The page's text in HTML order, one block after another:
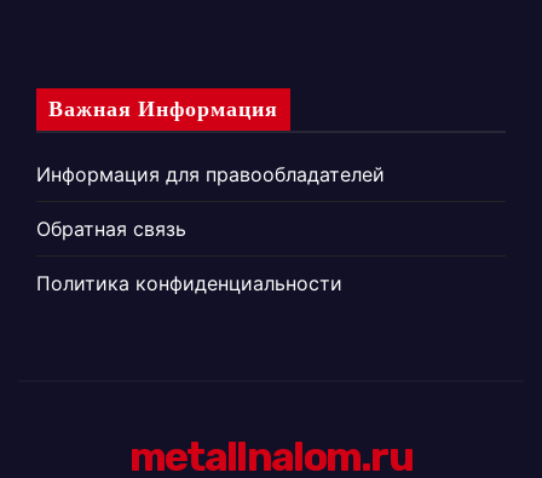
Важная Информация
Информация для правообладателей
Обратная связь
Политика конфиденциальности
metallnalom.ru